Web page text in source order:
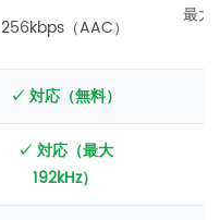
256kbps（AAC）
最大
✓ 対応（無料）
✓ 対応（最大
192kHz）